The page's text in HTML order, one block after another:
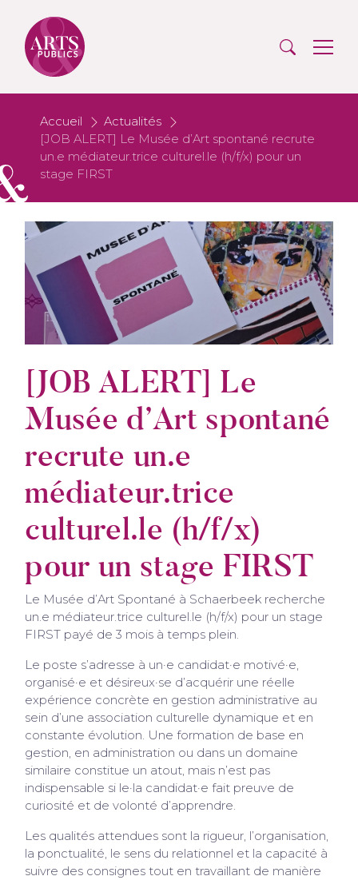
Accueil
Actualités
[JOB ALERT] Le Musée d’Art spontané recrute
un.e médiateur.trice culturel.le (h/f/x) pour un
stage FIRST
[JOB ALERT] Le
Musée d’Art spontané
recrute un.e
médiateur.trice
culturel.le (h/f/x)
pour un stage FIRST
Le Musée d’Art Spontané à Schaerbeek recherche
un.e médiateur.trice culturel.le (h/f/x) pour un stage
FIRST payé de 3 mois à temps plein.
Le poste s’adresse à un·e candidat·e motivé·e,
organisé·e et désireux·se d’acquérir une réelle
expérience concrète en gestion administrative au
sein d’une association culturelle dynamique et en
constante évolution. Une formation de base en
gestion, en administration ou dans un domaine
similaire constitue un atout, mais n’est pas
indispensable si le·la candidat·e fait preuve de
curiosité et de volonté d’apprendre.
Les qualités attendues sont la rigueur, l’organisation,
la ponctualité, le sens du relationnel et la capacité à
suivre des consignes tout en travaillant de manière